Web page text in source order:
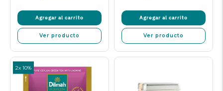
Agregar al carrito
Ver producto
Agregar al carrito
Ver producto
2x 10%